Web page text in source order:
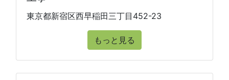
東京都新宿区西早稲田三丁目452-23
もっと見る